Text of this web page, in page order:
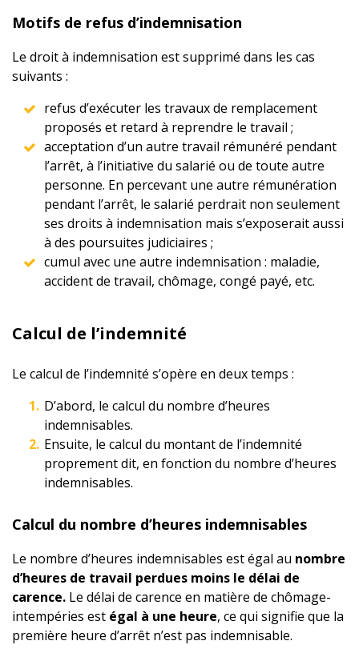
Motifs de refus d’indemnisation
Le droit à indemnisation est supprimé dans les cas
suivants :
refus d’exécuter les travaux de remplacement
proposés et retard à reprendre le travail ;
acceptation d’un autre travail rémunéré pendant
l’arrêt, à l’initiative du salarié ou de toute autre
personne. En percevant une autre rémunération
pendant l’arrêt, le salarié perdrait non seulement
ses droits à indemnisation mais s’exposerait aussi
à des poursuites judiciaires ;
cumul avec une autre indemnisation : maladie,
accident de travail, chômage, congé payé, etc.
Calcul de l’indemnité
Le calcul de l’indemnité s’opère en deux temps :
D’abord, le calcul du nombre d’heures
indemnisables.
Ensuite, le calcul du montant de l’indemnité
proprement dit, en fonction du nombre d’heures
indemnisables.
Calcul du nombre d’heures indemnisables
Le nombre d’heures indemnisables est égal au nombre
d’heures de travail perdues moins le délai de
carence. Le délai de carence en matière de chômage-
intempéries est égal à une heure, ce qui signifie que la
première heure d’arrêt n’est pas indemnisable.